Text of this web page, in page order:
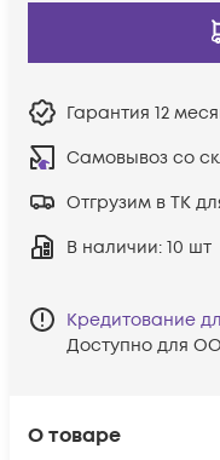
О товаре
Гарантия 12
Самовывоз со
Отгрузим в ТК
В наличии: 10 шт
Кредитование
Доступно для